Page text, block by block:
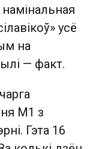
усё
на
— факт.
М1 з
Гэта 16